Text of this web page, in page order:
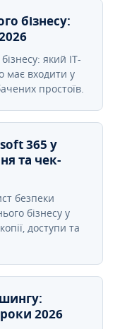
бізнесу:
який IT-
має входити у
простоїв.
365 у
та чек-
безпеки
бізнесу у
доступи та
2026